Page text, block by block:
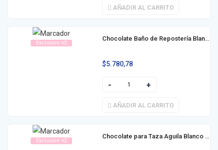
AÑADIR AL CARRITO
Exclusivo x2
Chocolate Baño de Repostería Blanco Águila 150g
$5.780,78
AÑADIR AL CARRITO
Exclusivo x2
Chocolate para Taza Aguila Blanco 100g